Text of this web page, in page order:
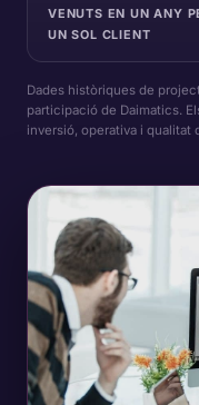
VENUTS EN UN ANY
UN SOL CLIENT
Dades històriques de
participació de Daimatics.
inversió, operativa i qualitat